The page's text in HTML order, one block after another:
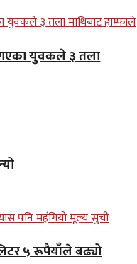
युवकले ३ तला
५ रूपैयाँले बढ्यो